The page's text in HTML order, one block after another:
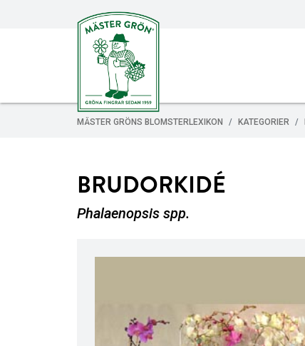
MÄSTER GRÖNS BLOMSTERLEXIKON KATEGORIER
BRUDORKIDÉ
Phalaenopsis spp.